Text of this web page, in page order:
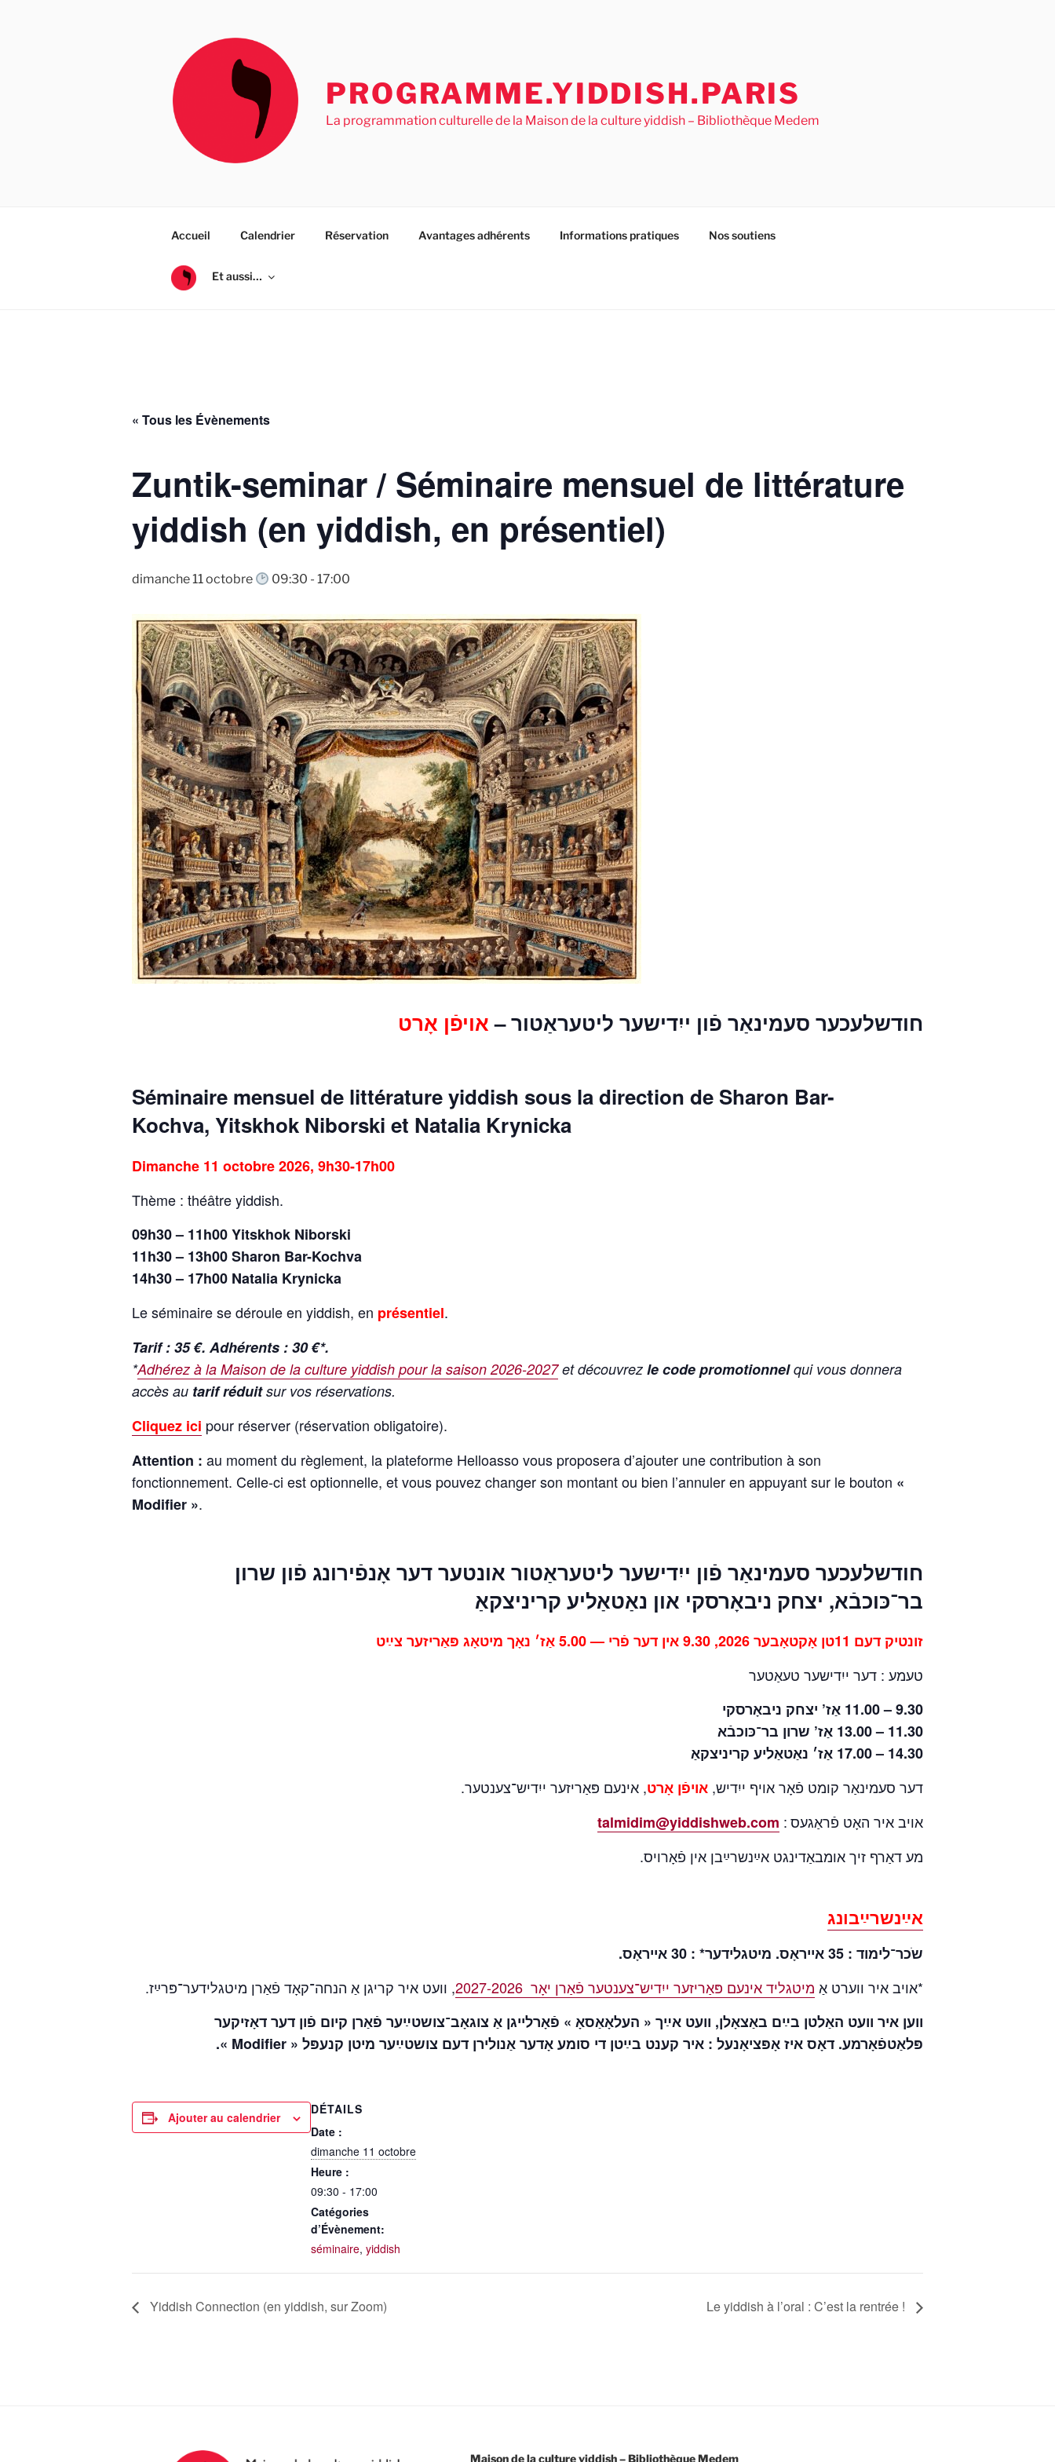
PROGRAMME.YIDDISH.PARIS
La programmation culturelle de la Maison de la culture yiddish – Bibliothèque Medem
Accueil Calendrier Réservation Avantages adhérents Informations pratiques Nos soutiens
Et aussi…
« Tous les Évènements
Zuntik-seminar / Séminaire mensuel de littérature
yiddish (en yiddish, en présentiel)
dimanche 11 octobre 09:30 -17:00
חודשלעכער סעמינאַר פֿון ייִדישער ליטעראַטור –אויפֿן אָרט
Séminaire mensuel de littérature yiddish sous la direction de Sharon Bar-
Kochva, Yitskhok Niborski et Natalia Krynicka
Dimanche 11 octobre 2026, 9h30-17h00
Thème : théâtre yiddish.
09h30 – 11h00 Yitskhok Niborski
11h30 – 13h00 Sharon Bar-Kochva
14h30 – 17h00 Natalia Krynicka
Le séminaire se déroule en yiddish, en présentiel.
Tarif : 35 €. Adhérents : 30 €*.
*Adhérez à la Maison de la culture yiddish pour la saison 2026-2027et découvrez le code promotionnelqui vous donnera
accès au tarif réduitsur vos réservations.
Cliquez ici pour réserver (réservation obligatoire).
Attention : au moment du règlement, la plateforme Helloasso vous proposera d’ajouter une contribution à son
fonctionnement. Celle-ci est optionnelle, et vous pouvez changer son montant ou bien l’annuler en appuyant sur le bouton «
Modifier ».
חודשלעכער סעמינאַר פֿון ייִדישער ליטעראַטור אונטער דער אָנפֿירונג פֿון שרון
בר־כּוכבֿא, יצחק ניבאָרסקי און נאַטאַליע קריניצקאַ
זונטיק דעם 11טן אָקטאָבער 2026, 9.30 אין דער פֿרי — 5.00 אַז׳ נאָך מיטאָג פּאַריזער צײַט
טעמע : דער ייִדישער טעאַטער
9.30 – 11.00 אַז’ יצחק ניבאָרסקי
11.30 – 13.00 אַז’ שרון בר־כּוכבֿא
14.30 – 17.00 אַז׳ נאַטאַליע קריניצקאַ
דער סעמינאַר קומט פֿאָר אויף ייִדיש, אויפֿן אָרט, אינעם פּאַריזער ייִדיש־צענטער.
אויב איר האָט פֿראַגעס : talmidim@yiddishweb.com
מע דאַרף זיך אומבאַדינגט אײַנשרײַבן אין פֿאָרויס.
אײַנשרײַבונג
שֹכר־לימוד : 35 אייראָס. מיטגלידער* : 30 אייראָס.
*אויב איר ווערט אַ מיטגליד אינעם פּאַריזער ייִדיש־צענטער פֿאַרן יאָר 2027-2026
, וועט איר קריגן אַ הנחה־קאָד פֿאַרן מיטגלידער־פּרײַז.
ווען איר וועט האַלטן בײַם באַצאָלן, וועט אײַך « העלאָאַסאָ » פֿאָרלייגן אַ צוגאָב־צושטײַער פֿאַרן קיום פֿון דער דאָזיקער
פּלאַטפֿאָרמע. דאָס איז אָפּציאָנעל : איר קענט בײַטן די סומע אָדער אַנולירן דעם צושטײַער מיטן קנעפּל « Modifier ».
Ajouter au calendrier
DÉTAILS
Date :
dimanche 11 octobre
Heure :
09:30 - 17:00
Catégories
d’Évènement:
séminaire, yiddish
Yiddish Connection (en yiddish, sur Zoom) Le yiddish à l’oral : C’est la rentrée !
Maison de la culture yiddish – Bibliothèque Medem